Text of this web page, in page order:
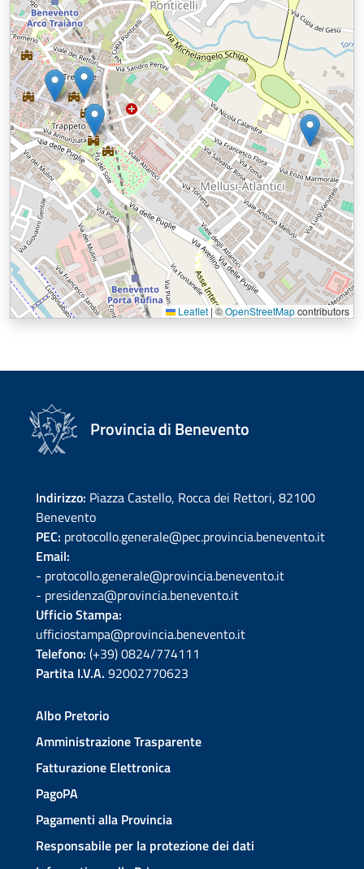
Leaflet |©OpenStreetMapcontributors
Provincia di Benevento
Indirizzo: Piazza Castello, Rocca dei Rettori, 82100
Benevento
PEC: protocollo.generale@pec.provincia.benevento.it
Email:
- protocollo.generale@provincia.benevento.it
- presidenza@provincia.benevento.it
Ufficio Stampa:
ufficiostampa@provincia.benevento.it
Telefono: (+39) 0824/774111
Partita I.V.A. 92002770623
Albo Pretorio
Amministrazione Trasparente
Fatturazione Elettronica
PagoPA
Pagamenti alla Provincia
Responsabile per la protezione dei dati